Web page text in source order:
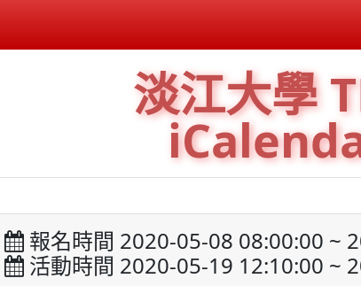
淡江大學
報名時間 2020-05-08 08:00:00 ~
活動時間 2020-05-19 12:10:00 ~